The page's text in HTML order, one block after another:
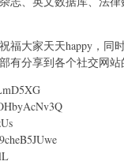
福大家天天happy，同
有分享到各个社交网站